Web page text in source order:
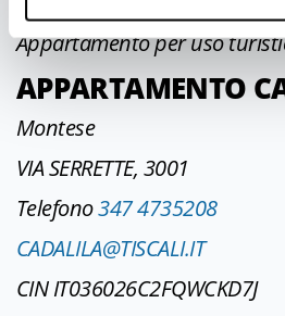
Appartamento per uso
APPARTAMENTO
Montese
VIA SERRETTE, 3001
Telefono347 4735208
CADALILA@TISCALI.IT
CIN IT036026C2FQWCKD7J